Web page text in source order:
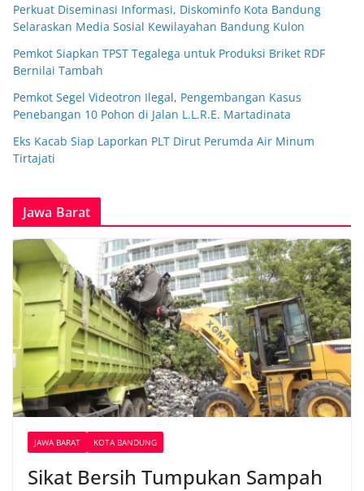
Perkuat Diseminasi Informasi, Diskominfo Kota Bandung
Selaraskan Media Sosial Kewilayahan Bandung Kulon
Pemkot Siapkan TPST Tegalega untuk Produksi Briket RDF
Bernilai Tambah
Pemkot Segel Videotron Ilegal, Pengembangan Kasus
Penebangan 10 Pohon di Jalan L.L.R.E. Martadinata
Eks Kacab Siap Laporkan PLT Dirut Perumda Air Minum
Tirtajati
Jawa Barat
JAWA BARAT KOTA BANDUNG
Sikat Bersih Tumpukan Sampah